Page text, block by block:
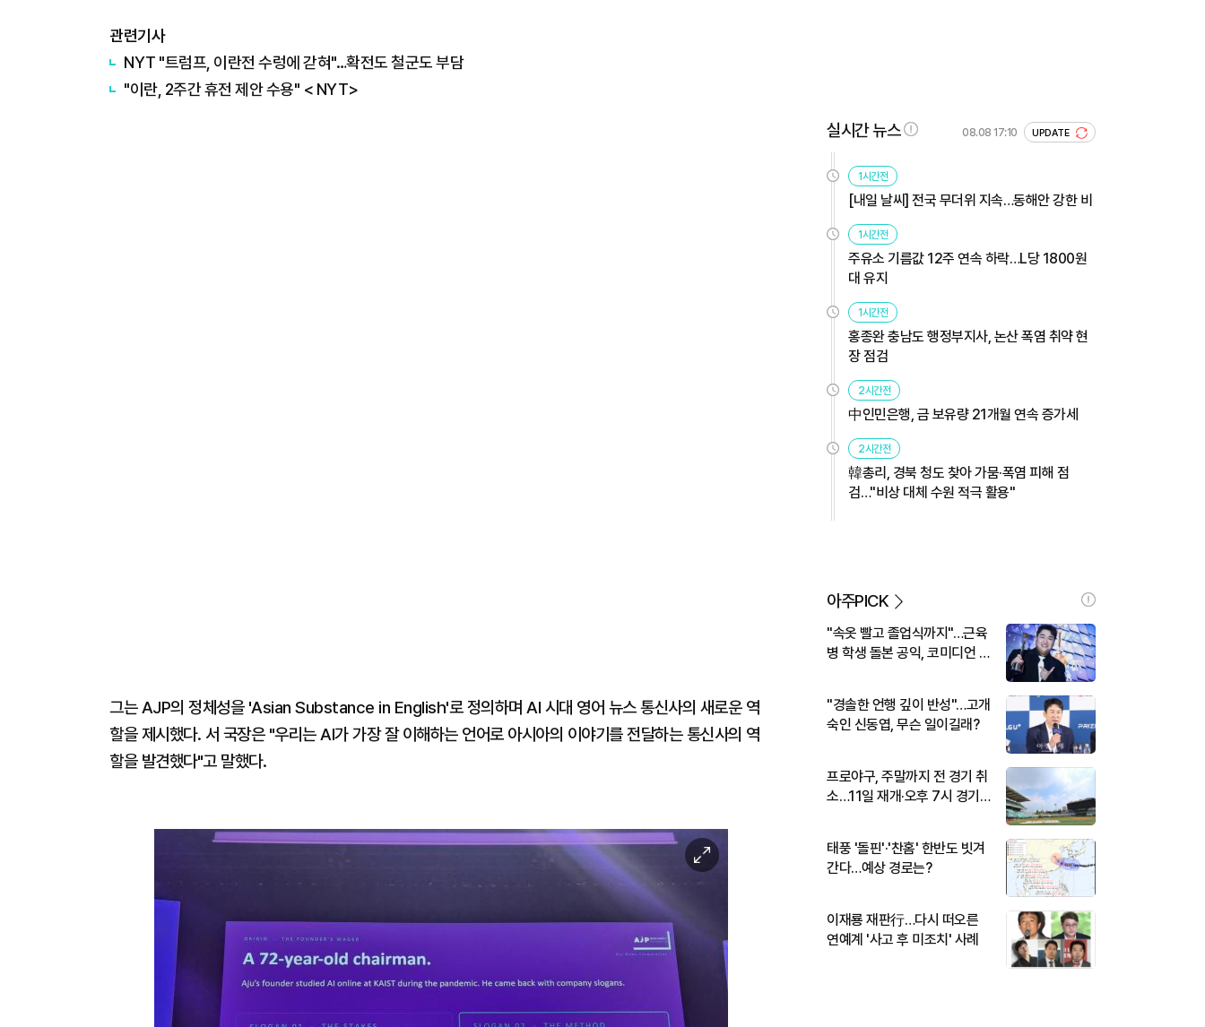
관련기사
NYT "트럼프, 이란전 수렁에 갇혀"…확전도 철군도 부담
"이란, 2주간 휴전 제안 수용" < NYT>
그는 AJP의 정체성을 'Asian Substance in English'로 정의하며 AI 시대 영어 뉴스 통신사의 새로운 역
할을 제시했다. 서 국장은 "우리는 AI가 가장 잘 이해하는 언어로 아시아의 이야기를 전달하는 통신사의 역
할을 발견했다"고 말했다.
이
미
실시간 뉴스 08.08 17:10 UPDATE
1시간전
[내일 날씨] 전국 무더위 지속…동해안 강한 비
1시간전
주유소 기름값 12주 연속 하락…L당 1800원
대 유지
1시간전
홍종완 충남도 행정부지사, 논산 폭염 취약 현
장 점검
2시간전
中인민은행, 금 보유량 21개월 연속 증가세
2시간전
韓총리, 경북 청도 찾아 가뭄·폭염 피해 점
검…"비상 대체 수원 적극 활용"
아주PICK
"속옷 빨고 졸업식까지"…근육
병 학생 돌본 공익, 코미디언 김
"경솔한 언행 깊이 반성"…고개
숙인 신동엽, 무슨 일이길래?
프로야구, 주말까지 전 경기 취
소…11일 재개·오후 7시 경기
태풍 '돌핀'·'찬홈' 한반도 빗겨
간다…예상 경로는?
이재룡 재판行…다시 떠오른
연예계 '사고 후 미조치' 사례